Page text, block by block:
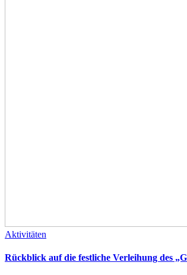
Aktivitäten
Rückblick auf die festliche Verleihung des